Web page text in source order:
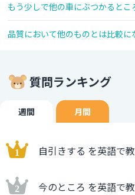
もう少しで他の車にぶつかるとこ
品質において他のものとは比較に
質問ランキング
週間 月間
自引きする を英語で
今のところ を英語で